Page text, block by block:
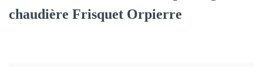
chaudière Frisquet Orpierre